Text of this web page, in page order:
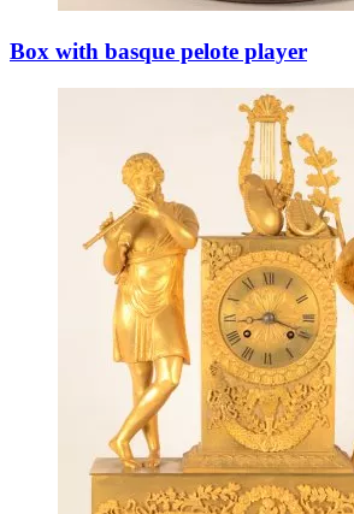
Box with basque pelote player